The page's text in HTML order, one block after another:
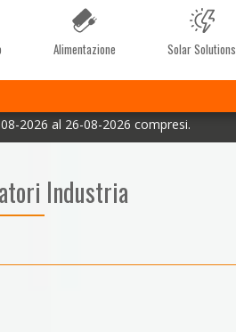
2026 al 26-08-2026 compresi.
Alimentazione Solar Solutions
Industria